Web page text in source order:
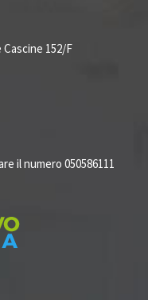
Cascine 152/F
il numero 050586111